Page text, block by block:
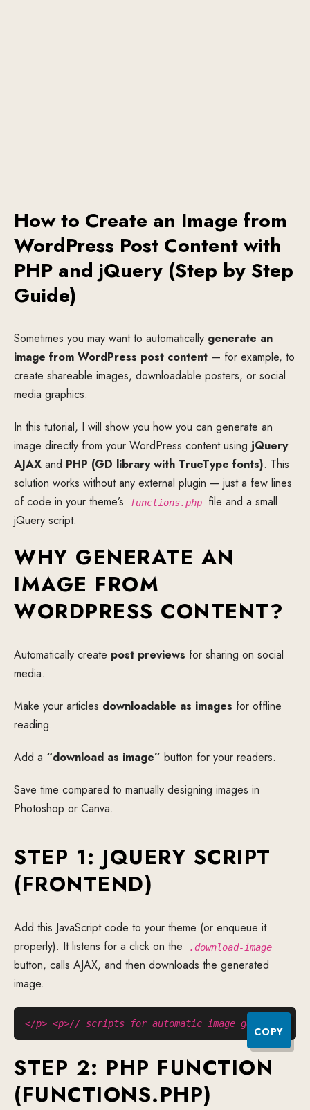
How to Create an Image from
WordPress Post Content with
PHP and jQuery (Step by Step
Guide)
Sometimes you may want to automatically generate an
image from WordPress post content — for example, to
create shareable images, downloadable posters, or social
media graphics.
In this tutorial, I will show you how you can generate an
image directly from your WordPress content using jQuery
AJAX and PHP (GD library with TrueType fonts). This
solution works without any external plugin — just a few lines
of code in your theme’s
functions.php
file and a small
jQuery script.
WHY GENERATE AN
IMAGE FROM
WORDPRESS CONTENT?
Automatically create post previews for sharing on social
media.
Make your articles downloadable as images for offline
reading.
Add a “download as image” button for your readers.
Save time compared to manually designing images in
Photoshop or Canva.
STEP 1: JQUERY SCRIPT
(FRONTEND)
Add this JavaScript code to your theme (or enqueue it
properly). It listens for a click on the
.download-image
button, calls AJAX, and then downloads the generated
image.
</p> <p>// scripts for automatic image
COPY
STEP 2: PHP FUNCTION
(FUNCTIONS.PHP)